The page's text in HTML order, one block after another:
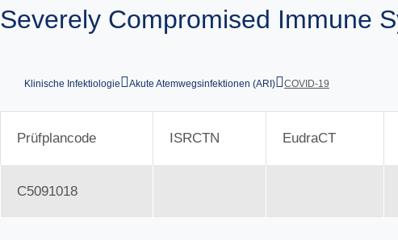
Severely Compromised Immune
Klinische Infektiologie Akute Atemwegsinfektionen (ARI) COVID-19
Prüfplancode ISRCTN EudraCT
C5091018